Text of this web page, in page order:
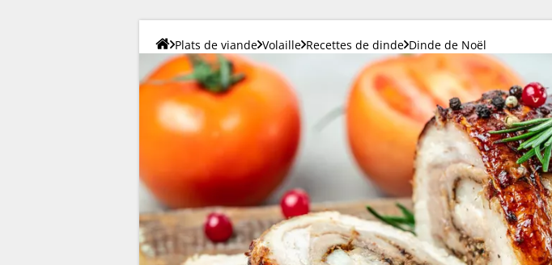
Plats de viande Volaille Recettes de dinde Dinde de Noël